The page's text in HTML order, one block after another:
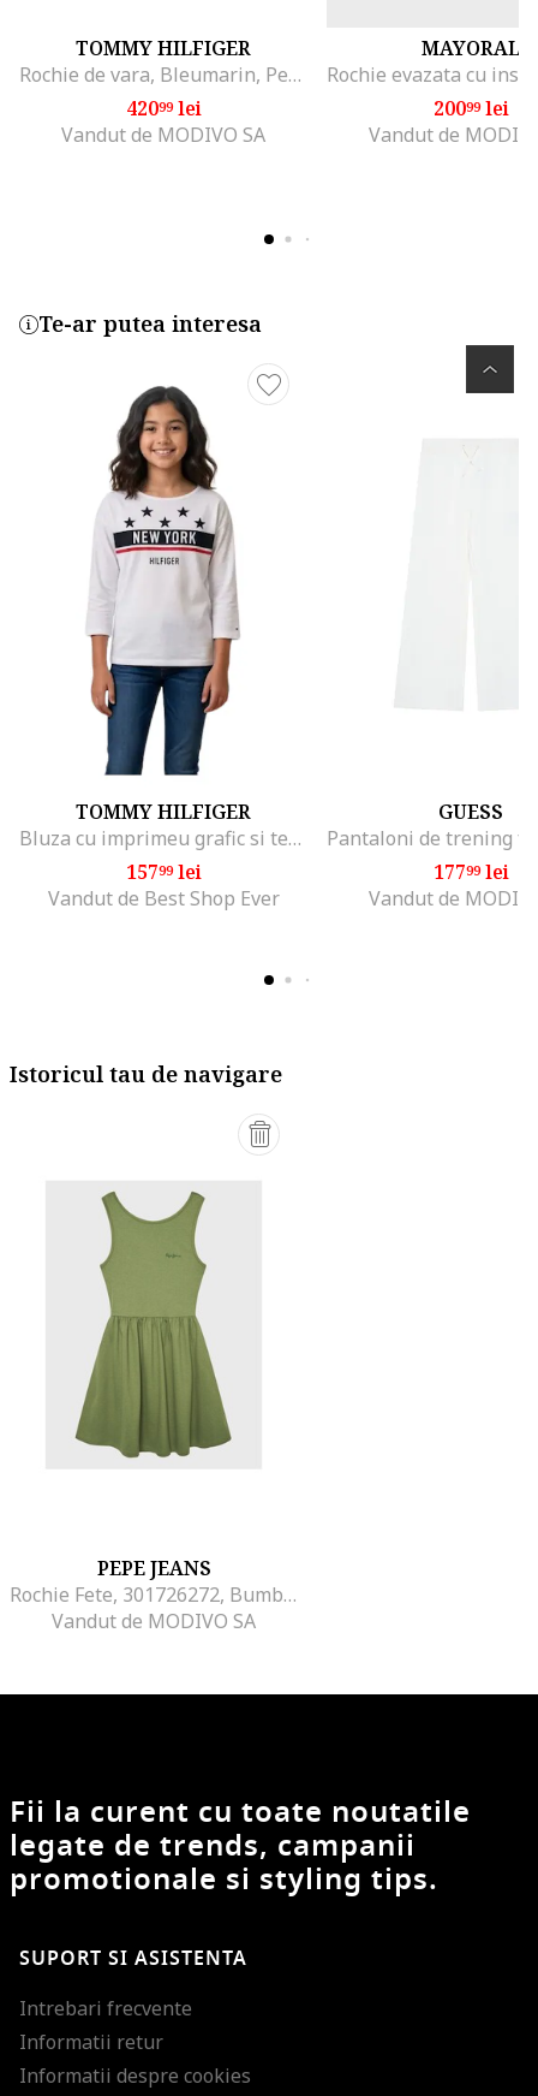
TOMMY HILFIGER
Rochie de vara, Bleumarin, Pentru fete
42099lei
Vandut de MODIVO SA
MAYORAL
20099lei
Vandut de
Te-ar putea interesa
TOMMY HILFIGER
Bluza cu imprimeu grafic si text,
15799lei
Vandut de Best Shop Ever
GUESS
17799lei
Vandut de
Istoricul tau de navigare
PEPE JEANS
Rochie Fete, 301726272, Bumbac, Verde
Vandut de MODIVO SA
Fii la curent cu toate noutatile
legate de trends, campanii
promotionale si styling tips.
SUPORT SI ASISTENTA
Intrebari frecvente
Informatii retur
Informatii despre cookies